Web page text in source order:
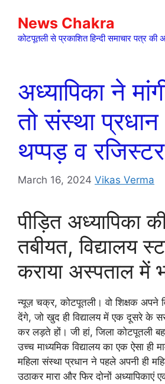
content
News Chakra
कोटपूतली से प्रकाशित हिन्दी समाचार पत्र की
अध्यापिका ने
तो संस्था
थप्पड़ व रजिस्टर
March 16, 2024 Vikas Verma
पीड़ित अध्यापिका
तबीयत, विद्यालय
कराया अस्पताल में
न्यूज़ चक्र, कोटपूतली। वो शिक्षक अपने
देंगे, जो खुद ही विद्यालय में एक दूसरे के
कर लड़ते हों। जी हां, जिला कोटपूतली
उच्च माध्यमिक विद्यालय का एक ऐसा ही
महिला संस्था प्रधान ने पहले अपनी ही
उठाकर मारा और फिर दोनों अध्यापिकाएं